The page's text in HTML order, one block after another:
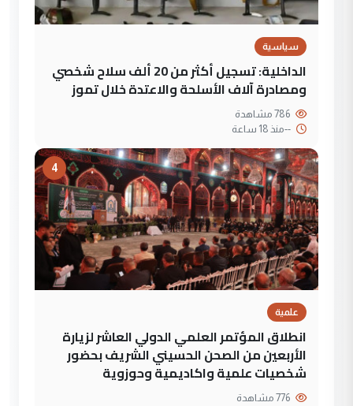
سياسية
الداخلية: تسجيل أكثر من 20 ألف سلاح شخصي
ومصادرة آلاف الأسلحة والاعتدة خلال تموز
--منذ 18 ساعة
4
علمية
انطلاق المؤتمر العلمي الدولي العاشر لزيارة
الأربعين من الصحن الحسيني الشريف بحضور
شخصيات علمية واكاديمية وحوزوية